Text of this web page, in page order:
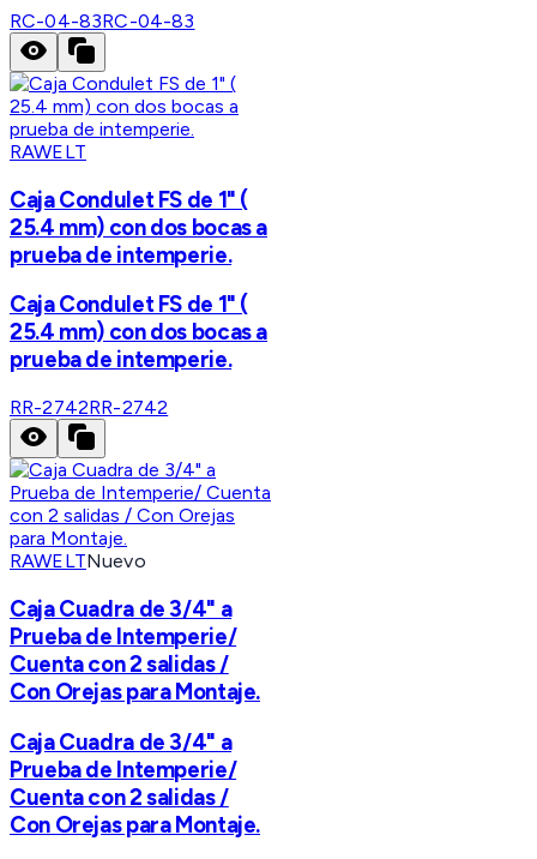
RC-04-83RC-04-83
RAWELT
Caja Condulet FS de 1" (
25.4 mm) con dos bocas a
prueba de intemperie.
Caja Condulet FS de 1" (
25.4 mm) con dos bocas a
prueba de intemperie.
RR-2742RR-2742
RAWELTNuevo
Caja Cuadra de 3/4" a
Prueba de Intemperie/
Cuenta con 2 salidas /
Con Orejas para Montaje.
Caja Cuadra de 3/4" a
Prueba de Intemperie/
Cuenta con 2 salidas /
Con Orejas para Montaje.